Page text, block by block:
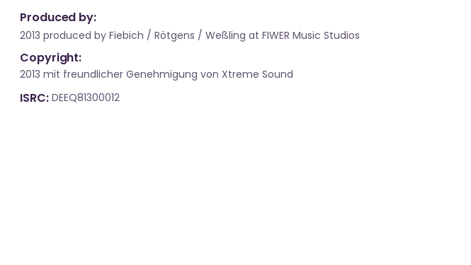
Produced by:
2013 produced by Fiebich / Rötgens / Weßling at FIWER Music Studios
Copyright:
2013 mit freundlicher Genehmigung von Xtreme Sound
ISRC DEEQ81300012